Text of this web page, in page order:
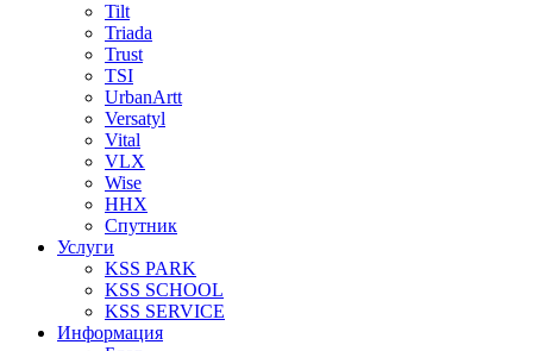
Tilt
Triada
Trust
TSI
UrbanArtt
Versatyl
Vital
VLX
Wise
ННХ
Спутник
Услуги
KSS PARK
KSS SCHOOL
KSS SERVICE
Информация